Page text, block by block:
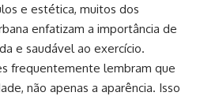
e estética, muitos dos
enfatizam a importância de
e saudável ao exercício.
frequentemente lembram que
não apenas a aparência. Isso